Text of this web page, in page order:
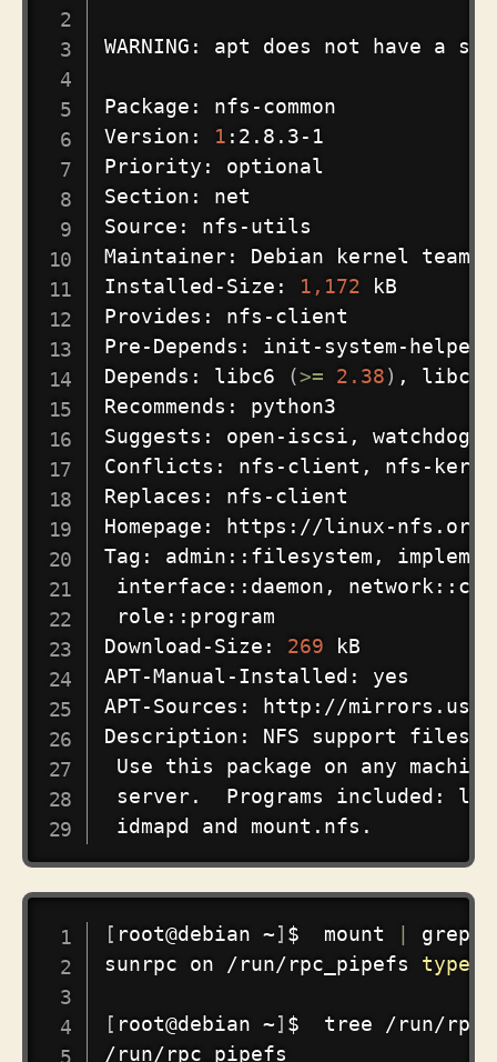
WARNING: apt does not have a
Package: nfs-common
Version:
1 :2.8.3-1
Priority: optional
Section: net
Source: nfs-utils
Maintainer: Debian kernel team
Installed-Size:
1,172 kB
Provides: nfs-client
Pre-Depends: init-system-
Depends: libc6
(>= 2.38) ,
Recommends: python3
Suggests: open-iscsi, watchdog
Conflicts: nfs-client, nfs-
Replaces: nfs-client
Homepage: https://linux-nfs.org/
Tag: admin::filesystem,
interface::daemon,
role::program
Download-Size: 269 kB
APT-Manual-Installed: yes
APT-Sources: http://
Description: NFS support files
Use this package on any
server.  Programs included:
[ root@debian ~] $ mount | grep
sunrpc on /run/rpc_pipefs type
[ root@debian ~] $  tree /run/
/run/rpc_pipefs